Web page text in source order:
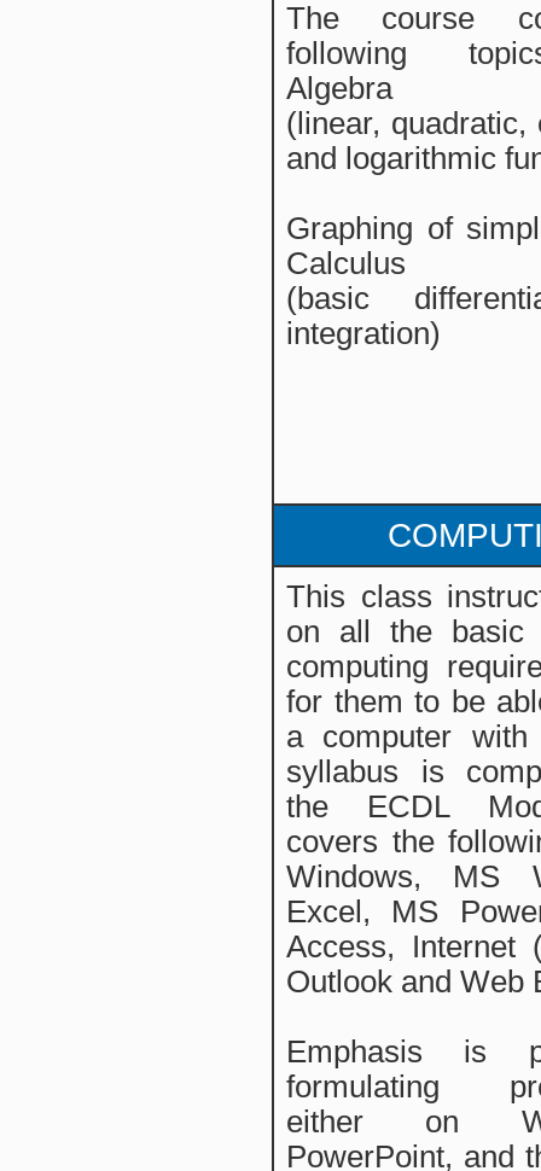
The course
following
Algebra
(linear, quadratic,
and logarithmic
Graphing of
Calculus
(basic
integration)
This class
on all the basic
computing
for them to be
a computer with
syllabus is
the ECDL
covers the
Windows, MS
Excel, MS
Access, Internet
Outlook and Web
Emphasis is
formulating
either on
PowerPoint, and